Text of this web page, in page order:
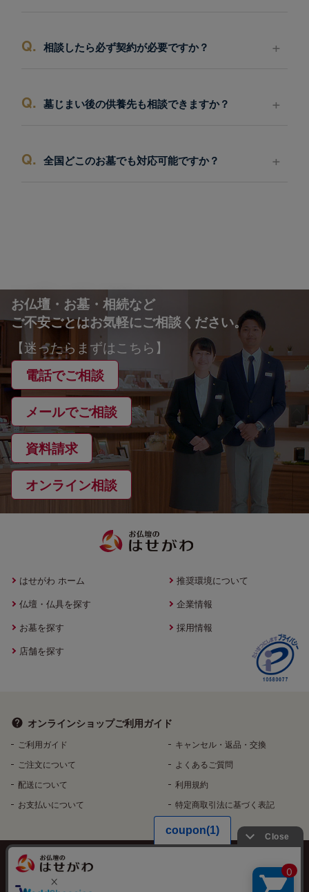
Q. 相談したら必ず契約が必要ですか？
Q. 墓じまい後の供養先も相談できますか？
Q. 全国どこのお墓でも対応可能ですか？
お仏壇・お墓・相続など
ご不安ごとはお気軽にご相談ください。
【迷ったらまずはこちら】
電話でご相談
メールでご相談
資料請求
オンライン相談
はせがわ ホーム
仏壇・仏具を探す
お墓を探す
店舗を探す
推奨環境について
企業情報
採用情報
オンラインショップご利用ガイド
ご利用ガイド
ご注文について
配送について
お支払いについて
キャンセル・返品・交換
よくあるご質問
利用規約
特定商取引法に基づく表記
個人情報保護方針
特定個人情報などの適正な取扱いに関する基本方針